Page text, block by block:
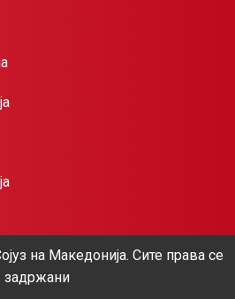
на Македонија. Сите права се
задржани